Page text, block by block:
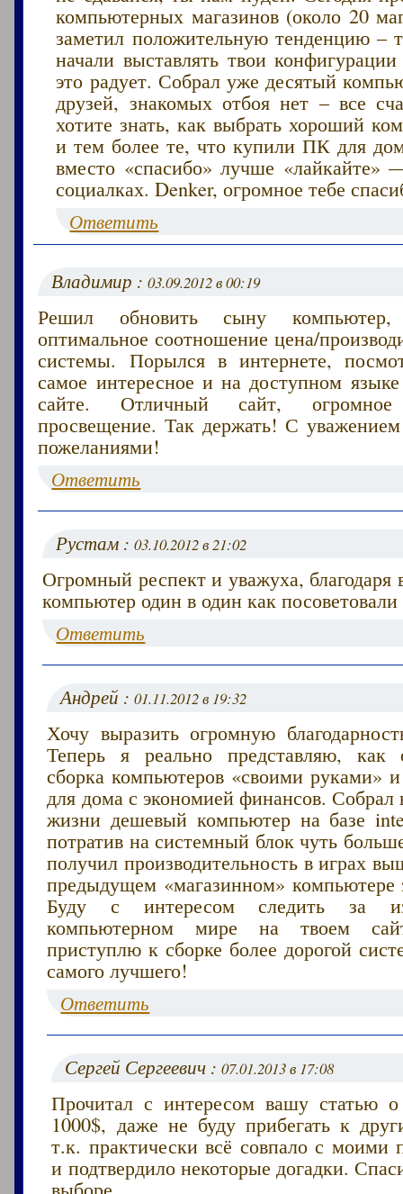
компьютерных магазинов (около 20
заметил положительную тенденцию –
начали выставлять твои
это радует. Собрал уже десятый
друзей, знакомых отбоя нет – все
хотите знать, как выбрать хороший
и тем более те, что купили ПК для
вместо «спасибо» лучше «лайкайте»
социалках. Denker, огромное тебе
Ответить
Владимир :03.09.2012 в 00:19
Решил обновить сыну
оптимальное соотношение цена/
системы. Порылся в интернете,
самое интересное и на доступном
сайте. Отличный сайт,
просвещение. Так держать! С
пожеланиями!
Ответить
Рустам :03.10.2012 в 21:02
Огромный респект и уважуха, благодаря
компьютер один в один как
Ответить
Андрей :01.11.2012 в 19:32
Хочу выразить огромную
Теперь я реально представляю, как
сборка компьютеров «своими руками»
для дома с экономией финансов. Собрал
жизни дешевый компьютер на базе
потратив на системный блок чуть
получил производительность в играх
предыдущем «магазинном»
Буду с интересом следить за
компьютерном мире на твоем
приступлю к сборке более дорогой
самого лучшего!
Ответить
Сергей Сергеевич :07.01.2013 в 17:08
Прочитал с интересом вашу статью
1000$, даже не буду прибегать к
т.к. практически всё совпало с моими
и подтвердило некоторые догадки.